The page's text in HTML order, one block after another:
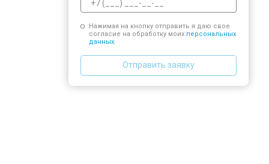
Нажимая на кнопку отправить я даю свое
согласие на обработку моих персональных
данных.
Отправить заявку